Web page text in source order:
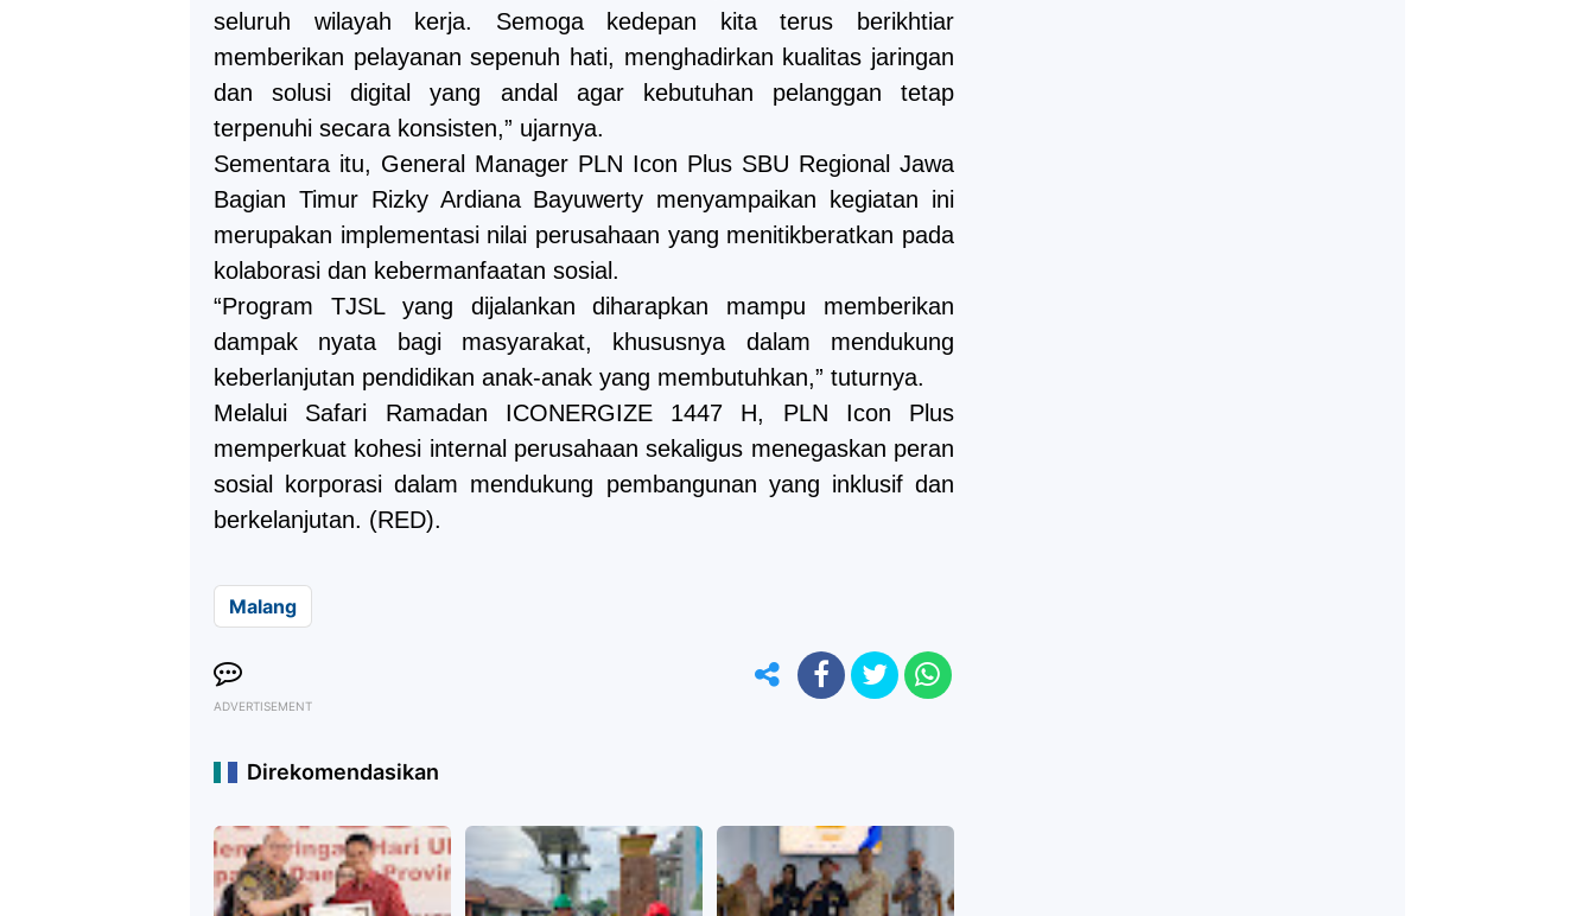
seluruh wilayah kerja. Semoga kedepan kita terus berikhtiar
memberikan pelayanan sepenuh hati, menghadirkan kualitas jaringan
dan solusi digital yang andal agar kebutuhan pelanggan tetap
terpenuhi secara konsisten,” ujarnya.
Sementara itu, General Manager PLN Icon Plus SBU Regional Jawa
Bagian Timur Rizky Ardiana Bayuwerty menyampaikan kegiatan ini
merupakan implementasi nilai perusahaan yang menitikberatkan pada
kolaborasi dan kebermanfaatan sosial.
“Program TJSL yang dijalankan diharapkan mampu memberikan
dampak nyata bagi masyarakat, khususnya dalam mendukung
keberlanjutan pendidikan anak-anak yang membutuhkan,” tuturnya.
Melalui Safari Ramadan ICONERGIZE 1447 H, PLN Icon Plus
memperkuat kohesi internal perusahaan sekaligus menegaskan peran
sosial korporasi dalam mendukung pembangunan yang inklusif dan
berkelanjutan. (RED).
Malang
ADVERTISEMENT
Direkomendasikan